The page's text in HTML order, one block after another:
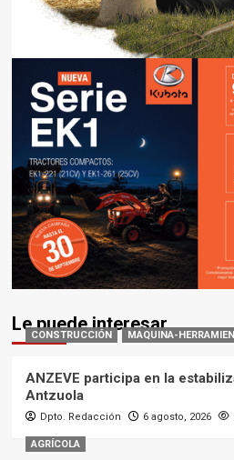
Le puede interesar
CONSTRUCCIÓN MAQUINA-
ANZEVE participa en la
Antzuola
Dpto. Redacción 6 agosto, 2026
AGRÍCOLA